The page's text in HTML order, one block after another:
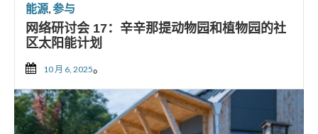
能源,参与
网络研讨会 17：辛辛那提动物园和植物园的社
区太阳能计划
10 月 6, 2025。